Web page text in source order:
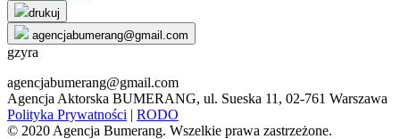
drukuj
agencjabumerang@gmail.com
gzyra
agencjabumerang@gmail.com
Agencja Aktorska BUMERANG, ul. Sueska 11, 02-761 Warszawa
Polityka Prywatności | RODO
© 2020 Agencja Bumerang. Wszelkie prawa zastrzeżone.